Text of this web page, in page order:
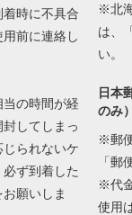
時に不具合
前に連絡し
の時間が経
してしまっ
られないケ
ず到着した
願いしま
※北
は、
い。
日本
のみ）
※郵
「郵
※代
使用